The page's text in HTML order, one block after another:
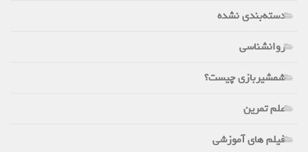
دسته‌بندی نشده
روانشناسی
شمشیربازی چیست؟
علم تمرین
فیلم های آموزشی